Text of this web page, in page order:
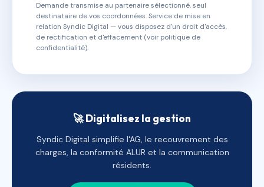
Demande transmise au partenaire sélectionné, seul
destinataire de vos coordonnées. Service de mise en
relation Syndic Digital — vous disposez d'un droit d'accès,
de rectification et d'effacement (voir politique de
confidentialité).
🚀 Digitalisez la gestion
Syndic Digital simplifie l'AG, le recouvrement des
charges, la conformité ALUR et la communication
résidents.